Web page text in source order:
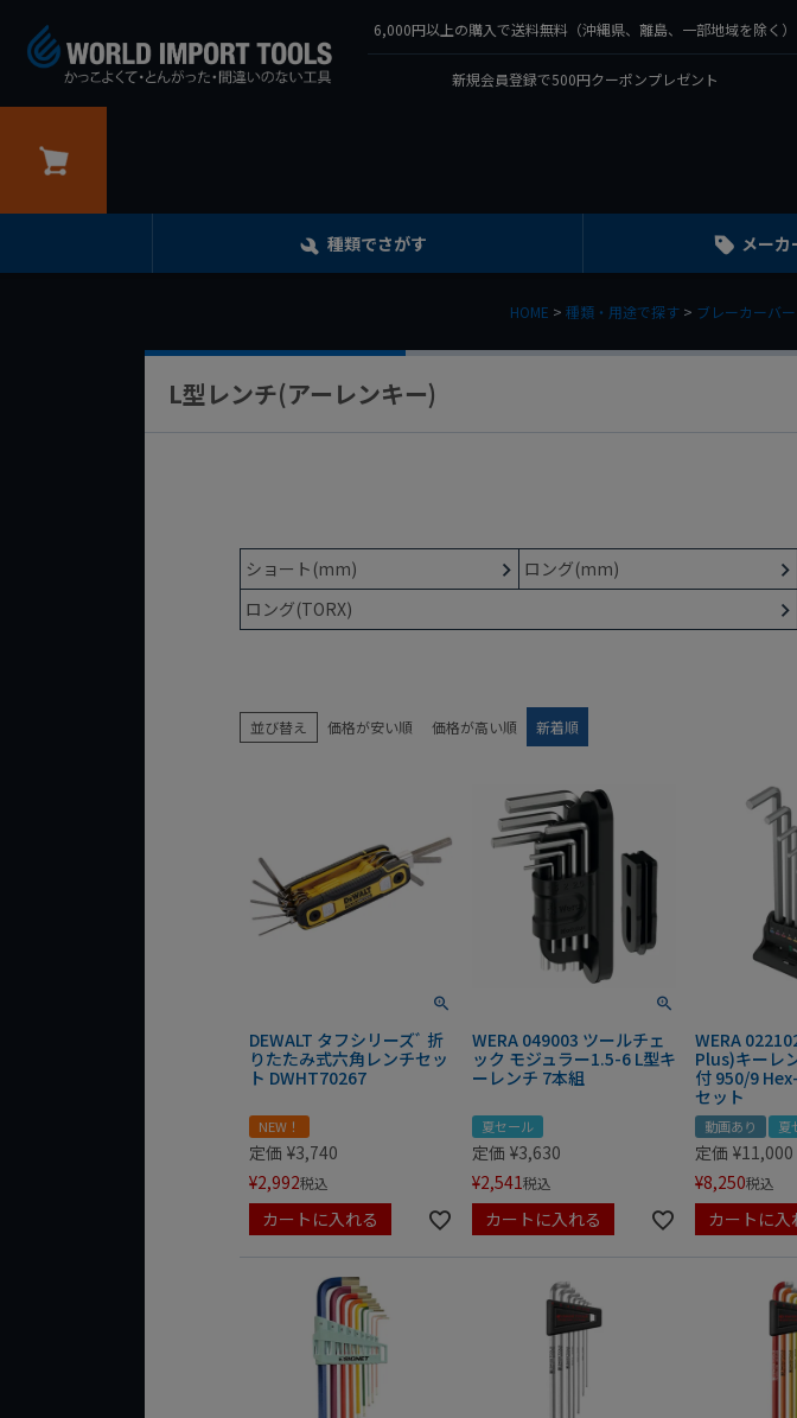
6,000円以上の購入で送料無料（沖縄県、離島、一部地域を除く）
新規会員登録で500円クーポンプレゼント
種類でさがす メーカ
HOME 種類・用途で探す ブレーカーバ
L型レンチ(アーレンキー)
ショート(mm)
ロング(mm)
ロング(TORX)
並び替え 価格が安い順 価格が高い順 新着順
DEWALT タフシリーズﾞ 折
りたたみ式六角レンチセッ
ト DWHT70267
NEW！
定価 ¥3,740
¥2,992税込
カートに入れる
WERA 049003 ツールチェ
ック モジュラー1.5-6 L型キ
ーレンチ 7本組
夏セール
定価 ¥3,630
¥2,541税込
カートに入れる
WERA
Plus)キーレ
付 950/9
セット
動画あり 夏
定価 ¥11,000
¥8,250税込
カートに入